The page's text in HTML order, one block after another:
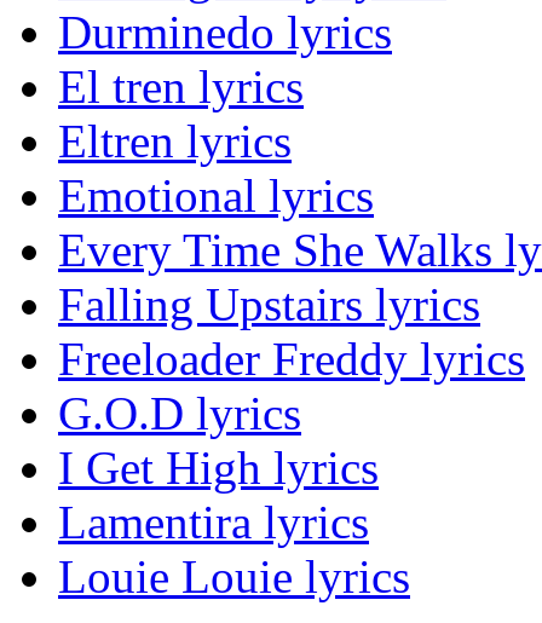
Durminedo lyrics
El tren lyrics
Eltren lyrics
Emotional lyrics
Every Time She Walks
Falling Upstairs lyrics
Freeloader Freddy lyrics
G.O.D lyrics
I Get High lyrics
Lamentira lyrics
Louie Louie lyrics